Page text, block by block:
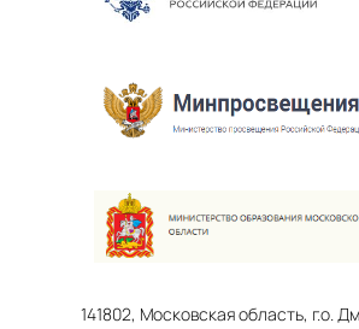
141802, Московская область, г.о.